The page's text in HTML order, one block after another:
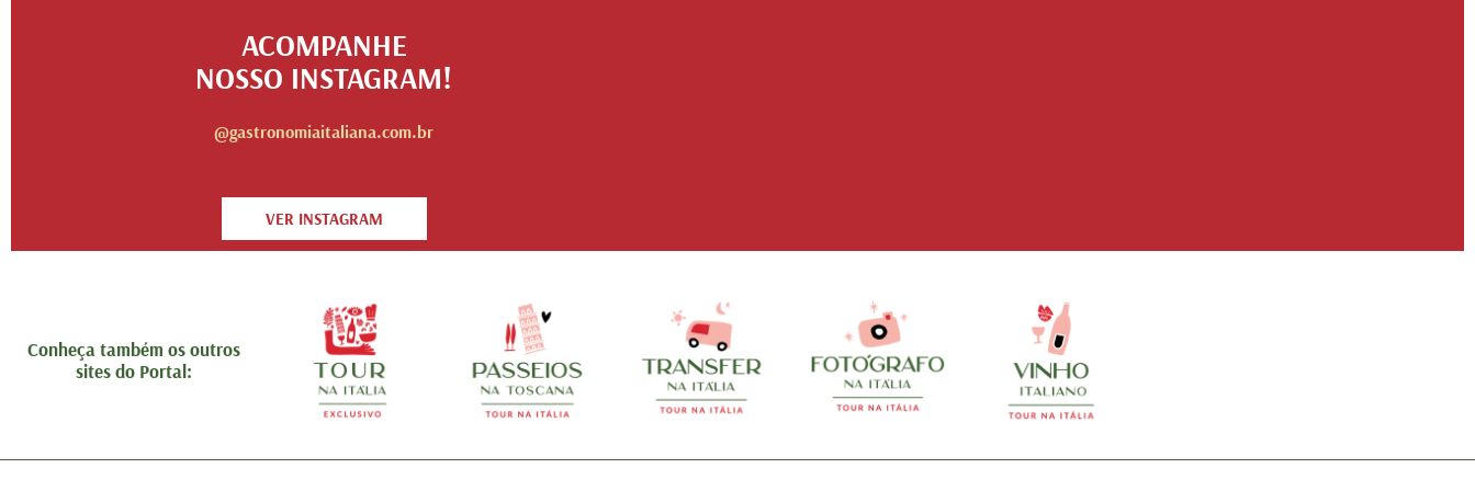
ACOMPANHE
NOSSO INSTAGRAM!
@gastronomiaitaliana.com.br
VER INSTAGRAM
Conheça também os outros
sites do Portal: